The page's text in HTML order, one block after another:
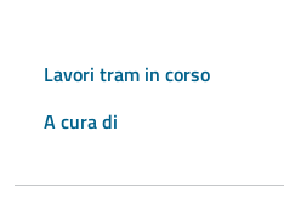
Lavori tram in corso
A cura di